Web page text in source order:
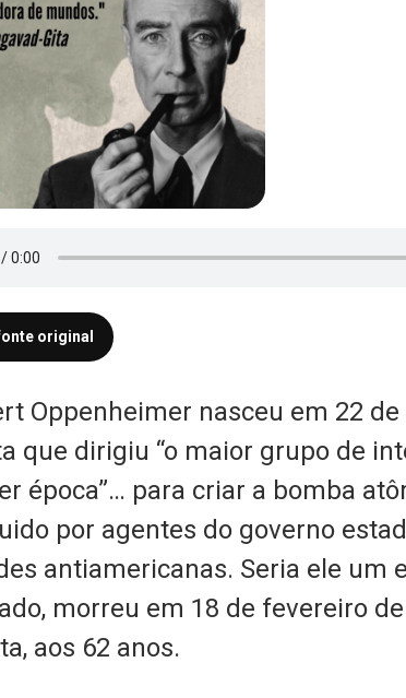
original
Oppenheimer nasceu em 22
que dirigiu “o maior grupo de
época”… para criar a bomba
por agentes do governo
antiamericanas. Seria ele um
morreu em 18 de fevereiro
aos 62 anos.